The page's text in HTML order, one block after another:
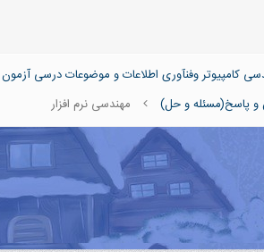
وفنآوری اطلاعات و موضوعات درسی
پاسخ(مسئله و حل) مهندسی نرم افزار